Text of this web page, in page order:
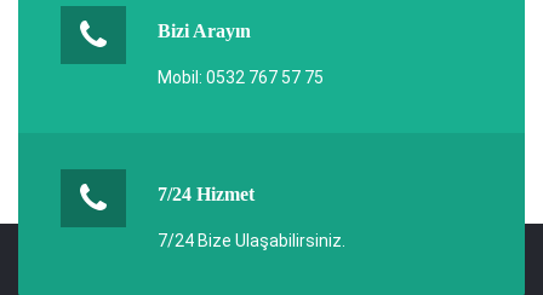
Bizi Arayın
Mobil: 0532 767 57 75
7/24 Hizmet
7/24 Bize Ulaşabilirsiniz.